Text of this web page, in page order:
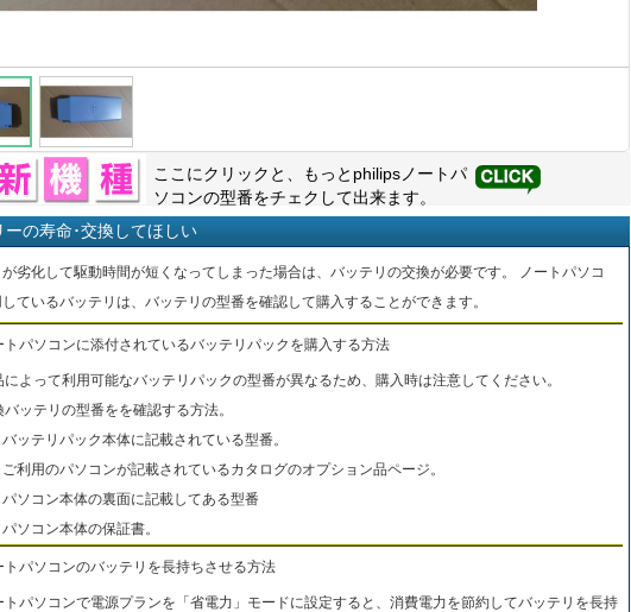
ここにクリックと、もっと philipsノートパ
ソコンの型番をチェクして出来ます。
ーの寿命･交換してほしい
劣化して駆動時間が短くなってしまった場合は、バッテリの交換が必要です。 ノートパソコ
ているバッテリは、バッテリの型番を確認して購入することができます。
トパソコンに添付されているバッテリパックを購入する方法
によって利用可能なバッテリパックの型番が異なるため、購入時は注意してください。
バッテリの型番をを確認する方法。
ッテリパック本体に記載されている型番。
利用のパソコンが記載されているカタログのオプション品ページ。
ソコン本体の裏面に記載してある型番
ソコン本体の保証書。
トパソコンのバッテリを長持ちさせる方法
トパソコンで電源プランを「省電力」モードに設定すると、消費電力を節約してバッテリを長持